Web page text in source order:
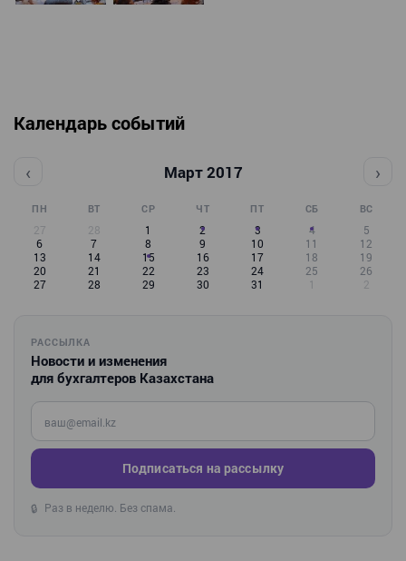
Календарь событий
‹ Март 2017 ›
ПН ВТ СР ЧТ ПТ СБ ВС
27 28 1 2 3 4
5
6
7 8 9 10 11
12
13
14 15 16 17 18
19
20
21 22 23 24 25
26
27
28 29 30 31 1 2
РАССЫЛКА
Новости и изменения
для бухгалтеров Казахстана
Введите ваш e-mail
Подписаться на рассылку
🔒 Раз в неделю. Без спама.